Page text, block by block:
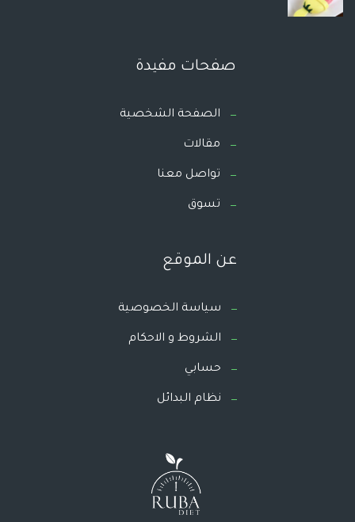
صفحات مفيدة
الصفحة الشخصية
مقالات
تواصل معنا
تسوق
عن الموقع
سياسة الخصوصية
الشروط و الاحكام
حسابي
نظام البدائل